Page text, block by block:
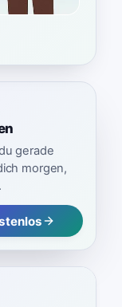
gerade
morgen,